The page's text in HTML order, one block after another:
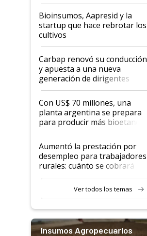
Bioinsumos, Aapresid y la
startup que hace rebrotar los
cultivos
Carbap renovó su conducción
y apuesta a una nueva
generación de dirigentes
rurales
Con US$ 70 millones, una
planta argentina se prepara
para producir más bioetanol
que nunca
Aumentó la prestación por
desempleo para trabajadores
rurales: cuánto se cobrará
Ver todos los temas
Insumos Agropecuarios